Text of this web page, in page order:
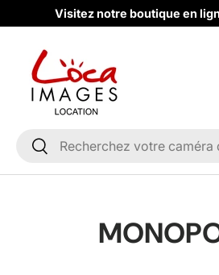
Aller au contenu
Visitez notre boutique en
Recherche
Rechercher